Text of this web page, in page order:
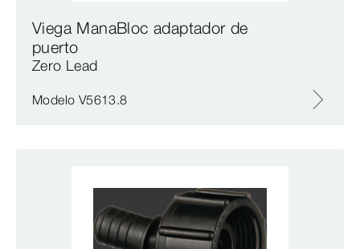
Viega ManaBloc adaptador de
puerto
Zero Lead
Modelo V5613.8